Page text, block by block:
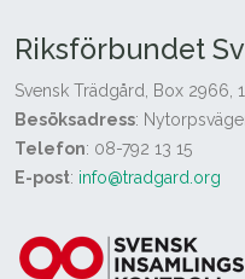
Riksförbundet
Svensk Trädgård, Box 2966,
Besöksadress:
Telefon: 08-792 13 15
E-post: info@tradgard.org